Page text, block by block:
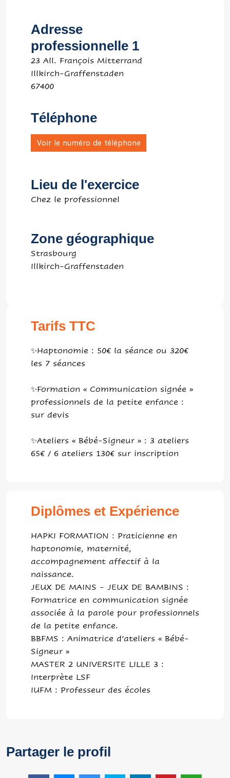
Adresse
professionnelle 1
23 All. François Mitterrand
Illkirch-Graffenstaden
67400
Téléphone
Voir le numéro de téléphone
Lieu de l'exercice
Chez le professionnel
Zone géographique
Strasbourg
Illkirch-Graffenstaden
Tarifs TTC
✨Haptonomie : 50€ la séance ou 320€
les 7 séances
✨Formation « Communication signée »
professionnels de la petite enfance :
sur devis
✨Ateliers « Bébé-Signeur » : 3 ateliers
65€ / 6 ateliers 130€ sur inscription
Diplômes et Expérience
HAPKI FORMATION : Praticienne en
haptonomie, maternité,
accompagnement affectif à la
naissance.
JEUX DE MAINS - JEUX DE BAMBINS :
Formatrice en communication signée
associée à la parole pour professionnels
de la petite enfance.
BBFMS : Animatrice d’ateliers « Bébé-
Signeur »
MASTER 2 UNIVERSITE LILLE 3 :
Interprète LSF
IUFM : Professeur des écoles
Partager le profil